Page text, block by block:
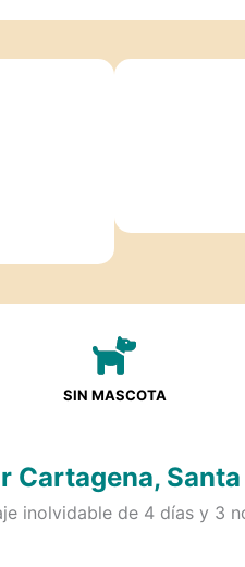
SIN MASCOTA
inolvidable de 4 días y